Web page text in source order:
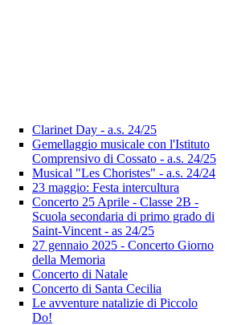
Clarinet Day - a.s. 24/25
Gemellaggio musicale con l'Istituto
Comprensivo di Cossato - a.s. 24/25
Musical "Les Choristes" - a.s. 24/24
23 maggio: Festa intercultura
Concerto 25 Aprile - Classe 2B -
Scuola secondaria di primo grado di
Saint-Vincent - as 24/25
27 gennaio 2025 - Concerto Giorno
della Memoria
Concerto di Natale
Concerto di Santa Cecilia
Le avventure natalizie di Piccolo
Do!